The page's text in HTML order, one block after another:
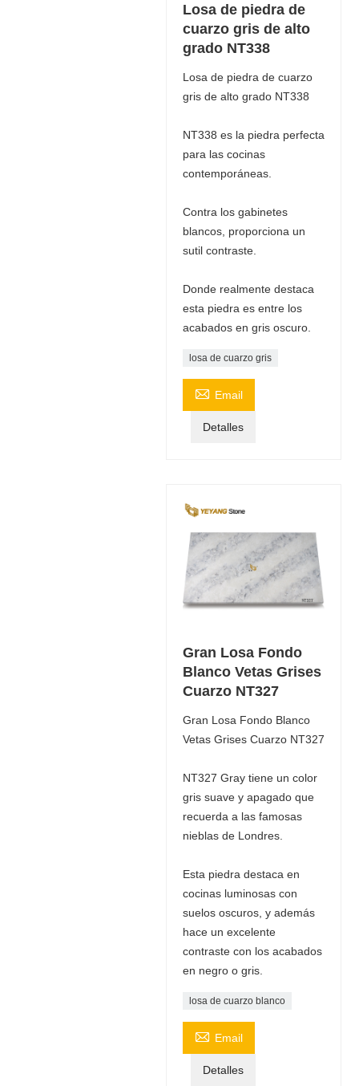
Losa de piedra de
cuarzo gris de alto
grado NT338
Losa de piedra de cuarzo
gris de alto grado NT338
NT338 es la piedra perfecta
para las cocinas
contemporáneas.
Contra los gabinetes
blancos, proporciona un
sutil contraste.
Donde realmente destaca
esta piedra es entre los
acabados en gris oscuro.
losa de cuarzo gris
 Email
Detalles
Gran Losa Fondo
Blanco Vetas Grises
Cuarzo NT327
Gran Losa Fondo Blanco
Vetas Grises Cuarzo NT327
NT327 Gray tiene un color
gris suave y apagado que
recuerda a las famosas
nieblas de Londres.
Esta piedra destaca en
cocinas luminosas con
suelos oscuros, y además
hace un excelente
contraste con los acabados
en negro o gris.
losa de cuarzo blanco
 Email
Detalles